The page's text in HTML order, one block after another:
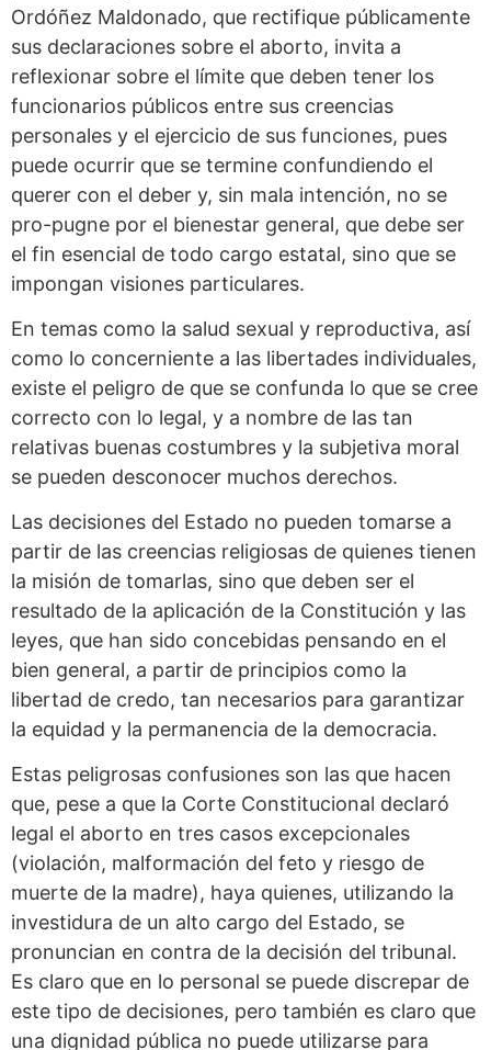
Ordóñez Maldonado, que rectifique públicamente
sus declaraciones sobre el aborto, invita a
reflexionar sobre el límite que deben tener los
funcionarios públicos entre sus creencias
personales y el ejercicio de sus funciones, pues
puede ocurrir que se termine confundiendo el
querer con el deber y, sin mala intención, no se
pro-pugne por el bienestar general, que debe ser
el fin esencial de todo cargo estatal, sino que se
impongan visiones particulares.
En temas como la salud sexual y reproductiva, así
como lo concerniente a las libertades individuales,
existe el peligro de que se confunda lo que se cree
correcto con lo legal, y a nombre de las tan
relativas buenas costumbres y la subjetiva moral
se pueden desconocer muchos derechos.
Las decisiones del Estado no pueden tomarse a
partir de las creencias religiosas de quienes tienen
la misión de tomarlas, sino que deben ser el
resultado de la aplicación de la Constitución y las
leyes, que han sido concebidas pensando en el
bien general, a partir de principios como la
libertad de credo, tan necesarios para garantizar
la equidad y la permanencia de la democracia.
Estas peligrosas confusiones son las que hacen
que, pese a que la Corte Constitucional declaró
legal el aborto en tres casos excepcionales
(violación, malformación del feto y riesgo de
muerte de la madre), haya quienes, utilizando la
investidura de un alto cargo del Estado, se
pronuncian en contra de la decisión del tribunal.
Es claro que en lo personal se puede discrepar de
este tipo de decisiones, pero también es claro que
una dignidad pública no puede utilizarse para